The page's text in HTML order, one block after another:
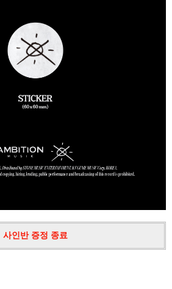
사인반 증정 종료